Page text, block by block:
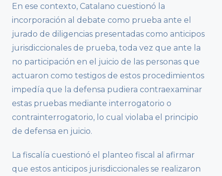
En ese contexto, Catalano cuestionó la
incorporación al debate como prueba ante el
jurado de diligencias presentadas como anticipos
jurisdiccionales de prueba, toda vez que ante la
no participación en el juicio de las personas que
actuaron como testigos de estos procedimientos
impedía que la defensa pudiera contraexaminar
estas pruebas mediante interrogatorio o
contrainterrogatorio, lo cual violaba el principio
de defensa en juicio.
La fiscalía cuestionó el planteo fiscal al afirmar
que estos anticipos jurisdiccionales se realizaron